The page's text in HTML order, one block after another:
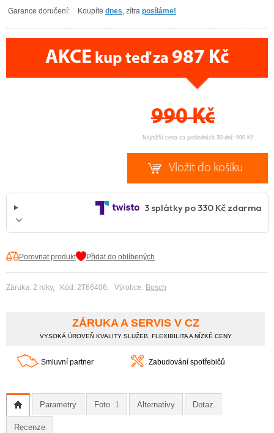
Garance doručení: Koupíte dnes , zítra posíláme!
AKCE kup teď za 987 Kč
990Kč
Nejnižší cena za posledních 30 dní: 990 Kč
Porovnat produkt Přidat do oblíbených
Záruka: 2 roky, Kód: 2T66406, Výrobce: Bosch
ZÁRUKA A SERVIS V CZ
VYSOKÁ ÚROVEŇ KVALITY SLUŽEB, FLEXIBILITA A NÍZKÉ CENY
Smluvní partner Zabudování spotřebičů
Parametry Foto 1 Alternativy Dotaz
Recenze